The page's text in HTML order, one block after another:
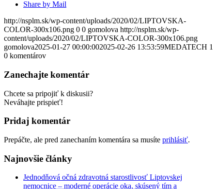
Share by Mail
http://nsplm.sk/wp-content/uploads/2020/02/LIPTOVSKA-
COLOR-300x106.png 0 0 gomolova http://nsplm.sk/wp-
content/uploads/2020/02/LIPTOVSKA-COLOR-300x106.png
gomolova2025-01-27 00:00:002025-02-26 13:53:59MEDATECH 1
0 komentárov
Zanechajte komentár
Chcete sa pripojiť k diskusii?
Neváhajte prispieť!
Pridaj komentár
Prepáčte, ale pred zanechaním komentára sa musíte prihlásiť.
Najnovšie články
Jednodňová očná zdravotná starostlivosť Liptovskej
nemocnice – moderné operácie oka, skúsený tím a